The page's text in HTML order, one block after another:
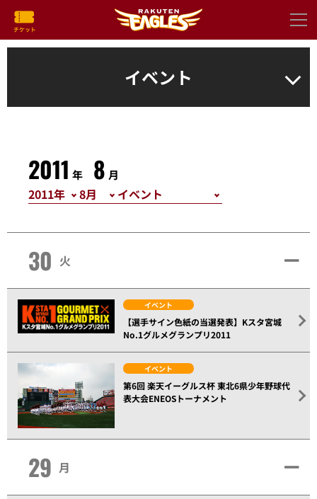
イベント
2011 年 8 月
30 火
イベント
【選手サイン色紙の当選発表】Kスタ宮城
No.1グルメグランプリ2011
イベント
第6回 楽天イーグルス杯 東北6県少年野球代
表大会ENEOSトーナメント
29 月